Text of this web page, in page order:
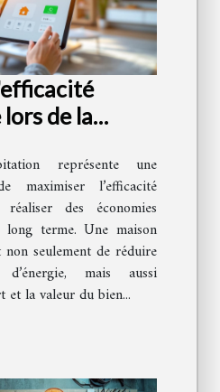
de la
représente une
maximiser l’efficacité
des économies
terme. Une maison
seulement de réduire
mais aussi
et la valeur du bien...